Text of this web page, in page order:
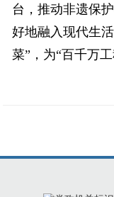
台，推动非遗保
好地融入现代生
菜”，为“百千万